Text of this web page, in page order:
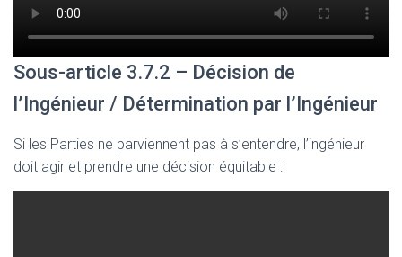
Sous-article 3.7.2 – Décision de
l’Ingénieur / Détermination par l’Ingénieur
Si les Parties ne parviennent pas à s’entendre, l’ingénieur
doit agir et prendre une décision équitable :